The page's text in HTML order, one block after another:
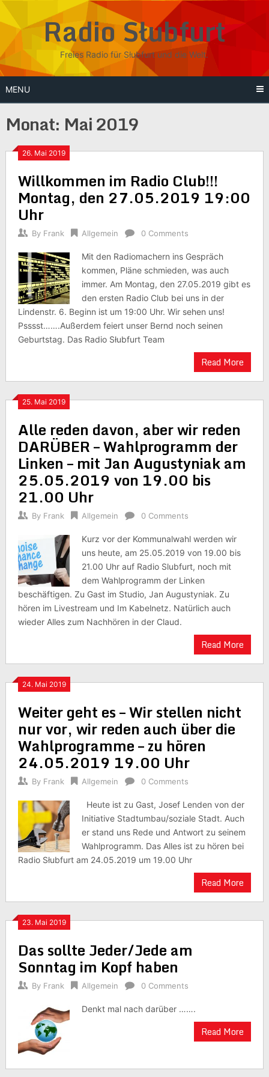
Skip
to
content
Radio Słubfurt
Freies Radio für Słubfurt und die Welt.
MENU
Monat: Mai 2019
26. Mai 2019
Willkommen im Radio Club!!!
Montag, den 27.05.2019 19:00
Uhr
By Frank Allgemein 0 Comments
Mit den Radiomachern ins Gespräch
kommen, Pläne schmieden, was auch
immer. Am Montag, den 27.05.2019 gibt es
den ersten Radio Club bei uns in der
Lindenstr. 6. Beginn ist um 19:00 Uhr. Wir sehen uns!
Psssst…….Außerdem feiert unser Bernd noch seinen
Geburtstag. Das Radio Słubfurt Team
Read More
25. Mai 2019
Alle reden davon, aber wir reden
DARÜBER – Wahlprogramm der
Linken – mit Jan Augustyniak am
25.05.2019 von 19.00 bis
21.00 Uhr
By Frank Allgemein 0 Comments
Kurz vor der Kommunalwahl werden wir
uns heute, am 25.05.2019 von 19.00 bis
21.00 Uhr auf Radio Slubfurt, noch mit
dem Wahlprogramm der Linken
beschäftigen. Zu Gast im Studio, Jan Augustyniak. Zu
hören im Livestream und Im Kabelnetz. Natürlich auch
wieder Alles zum Nachhören in der Claud.
Read More
24. Mai 2019
Weiter geht es – Wir stellen nicht
nur vor, wir reden auch über die
Wahlprogramme – zu hören
24.05.2019 19.00 Uhr
By Frank Allgemein 0 Comments
Heute ist zu Gast, Josef Lenden von der
Initiative Stadtumbau/soziale Stadt. Auch
er stand uns Rede und Antwort zu seinem
Wahlprogramm. Das Alles ist zu hören bei
Radio Słubfurt am 24.05.2019 um 19.00 Uhr
Read More
23. Mai 2019
Das sollte Jeder/Jede am
Sonntag im Kopf haben
By Frank Allgemein 0 Comments
Denkt mal nach darüber …….
Read More